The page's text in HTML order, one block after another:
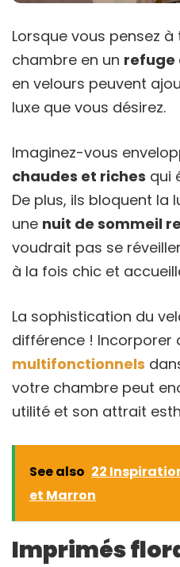
Lorsque vous pensez
chambre en un refuge
en velours peuvent
luxe que vous désirez.
Imaginez-vous
chaudes et riches qui
De plus, ils bloquent la
une nuit de sommeil
voudrait pas se
à la fois chic et
La sophistication du
différence ! Incorporer
multifonctionnels
votre chambre peut
utilité et son attrait
See also 22
et Marron
Imprimés